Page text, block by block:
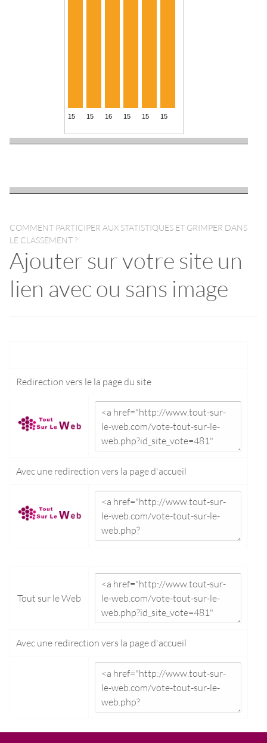
COMMENT PARTICIPER AUX STATISTIQUES ET GRIMPER DANS
LE CLASSEMENT ?
Ajouter sur votre site un
lien avec ou sans image
Redirection vers le la page du site
Avec une redirection vers la page d'accueil
Tout sur le Web
Avec une redirection vers la page d'accueil